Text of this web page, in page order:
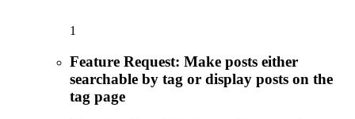
1
Feature Request: Make posts either
searchable by tag or display posts on the
tag page